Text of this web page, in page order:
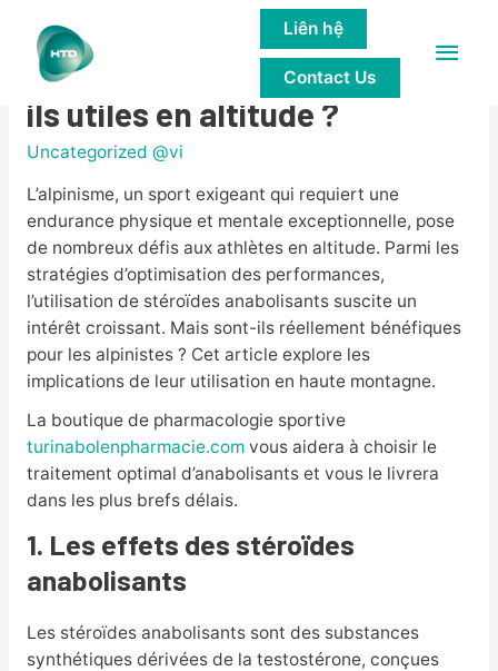
Main
Liên hệ
Contact Us
Stéroïdes et alpinisme : sont-
ils utiles en altitude ?
Uncategorized @vi
L’alpinisme, un sport exigeant qui requiert une
endurance physique et mentale exceptionnelle, pose
de nombreux défis aux athlètes en altitude. Parmi les
stratégies d’optimisation des performances,
l’utilisation de stéroïdes anabolisants suscite un
intérêt croissant. Mais sont-ils réellement bénéfiques
pour les alpinistes ? Cet article explore les
implications de leur utilisation en haute montagne.
La boutique de pharmacologie sportive
turinabolenpharmacie.comvous aidera à choisir le
traitement optimal d’anabolisants et vous le livrera
dans les plus brefs délais.
1. Les effets des stéroïdes
anabolisants
Les stéroïdes anabolisants sont des substances
synthétiques dérivées de la testostérone, conçues